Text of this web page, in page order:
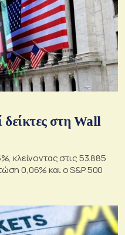
δείκτες στη Wall
κλείνοντας στις 53.885
0,06% και ο S&P 500